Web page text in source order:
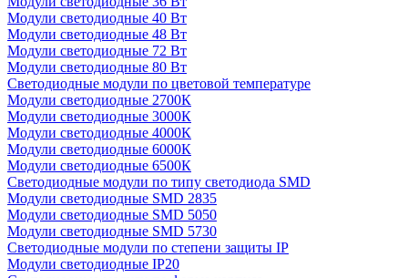
Модули светодиодные 40 Вт
Модули светодиодные 48 Вт
Модули светодиодные 72 Вт
Модули светодиодные 80 Вт
Светодиодные модули по цветовой температуре
Модули светодиодные 2700К
Модули светодиодные 3000К
Модули светодиодные 4000К
Модули светодиодные 6000К
Модули светодиодные 6500К
Светодиодные модули по типу светодиода SMD
Модули светодиодные SMD 2835
Модули светодиодные SMD 5050
Модули светодиодные SMD 5730
Светодиодные модули по степени защиты IP
Модули светодиодные IP20